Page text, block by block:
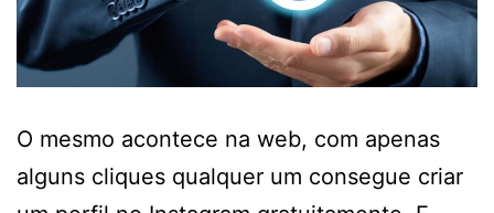
O mesmo acontece na web, com apenas
alguns cliques qualquer um consegue criar